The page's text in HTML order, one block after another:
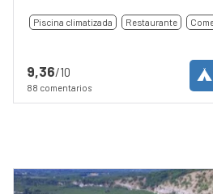
Piscina climatizada Restaurante
9,36/10
88 comentarios